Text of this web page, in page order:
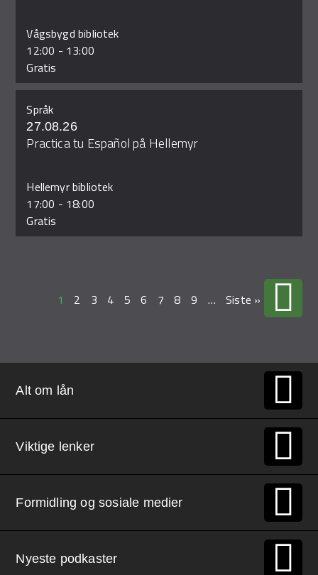
Vågsbygd bibliotek
12:00 - 13:00
Gratis
Språk
27.08.26
Practica tu Español på Hellemyr
Hellemyr bibliotek
17:00 - 18:00
Gratis
1 2 3 4 5 6 7 8 9 … Siste »
Alt om lån
Viktige lenker
Formidling og sosiale medier
Nyeste podkaster